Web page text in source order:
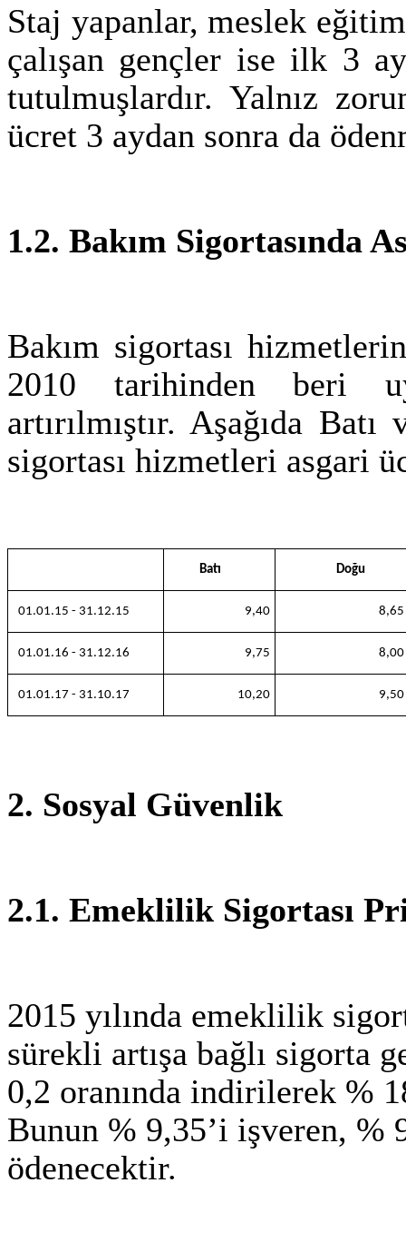
Staj yapanlar, meslek
çalışan gençler ise ilk 3
tutulmuşlardır. Yalnız
ücret 3 aydan sonra da
1.2. Bakım Sigortasında
Bakım sigortası
2010 tarihinden beri
artırılmıştır. Aşağıda
sigortası hizmetleri asgari
Batı Doğu
01.01.15 - 31.12.15 9,40 8,65
01.01.16 - 31.12.16 9,75 8,00
01.01.17 - 31.10.17 10,20 9,50
2. Sosyal Güvenlik
2.1. Emeklilik Sigortası
2015 yılında emeklilik
sürekli artışa bağlı sigorta
0,2 oranında indirilerek %
Bunun % 9,35’i işveren, %
ödenecektir.